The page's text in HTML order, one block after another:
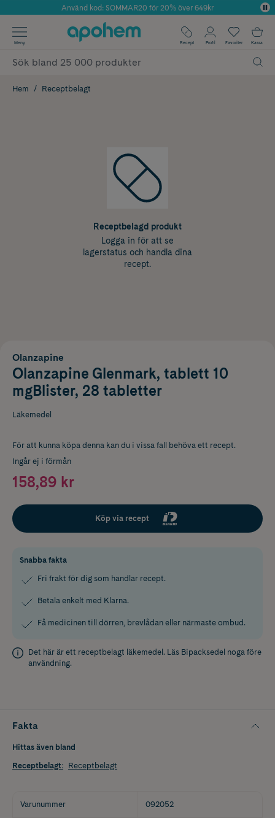
Årets Butik 2025 inom Skönhet
Använd kod: SOMMAR20 för 20% över 649kr
✓ Fri frakt
✓ Poäng på alla köp*
Meny Recept Profil Favoriter Kassa
Hem Receptbelagt
Receptbelagd produkt
Logga in för att se
lagerstatus och handla dina
recept.
Olanzapine
Olanzapine Glenmark, tablett 10
mgBlister, 28 tabletter
Läkemedel
För att kunna köpa denna kan du i vissa fall behöva ett recept.
Ingår ej i förmån
158,89 kr
Köp via recept
Snabba fakta
Fri frakt för dig som handlar recept.
Betala enkelt med Klarna.
Få medicinen till dörren, brevlådan eller närmaste ombud.
Det här är ett receptbelagt läkemedel. Läs Bipacksedel noga före
användning.
Fakta
Hittas även bland
Receptbelagt: Receptbelagt
Varunummer 092052